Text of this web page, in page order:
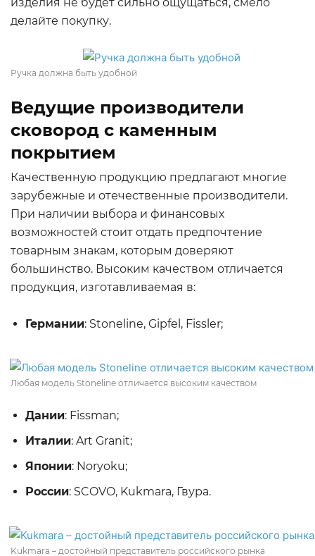
делайте покупку.
Ручка должна быть удобной
Ведущие производители
сковород с каменным
покрытием
Качественную продукцию предлагают многие
зарубежные и отечественные производители.
При наличии выбора и финансовых
возможностей стоит отдать предпочтение
товарным знакам, которым доверяют
большинство. Высоким качеством отличается
продукция, изготавливаемая в:
Германии: Stoneline, Gipfel, Fissler;
Любая модель Stoneline отличается высоким качеством
Дании: Fissman;
Италии: Art Granit;
Японии: Noryoku;
России: SCOVO, Kukmara, Гвура.
Kukmara – достойный представитель российского рынка